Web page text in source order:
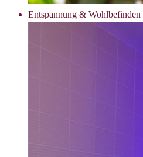
Entspannung & Wohlbefinden